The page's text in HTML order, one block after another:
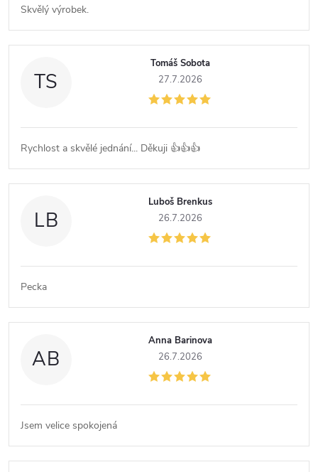
Skvělý výrobek.
TS
Tomáš Sobota
27.7.2026
Rychlost a skvělé jednání... Děkuji 👍👍👍
LB
Luboš Brenkus
26.7.2026
Pecka
AB
Anna Barinova
26.7.2026
Jsem velice spokojená